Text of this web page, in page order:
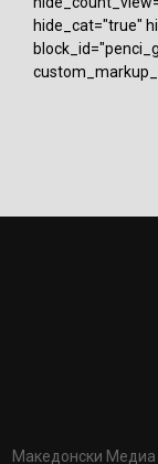
hide_cat="true"
Македонски Медиа